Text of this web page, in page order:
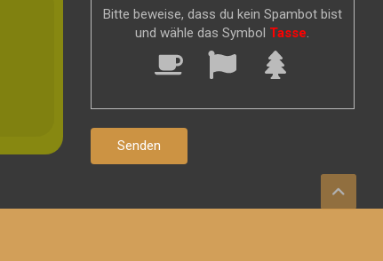
Bitte beweise, dass du kein Spambot bist
und wähle das Symbol Tasse.